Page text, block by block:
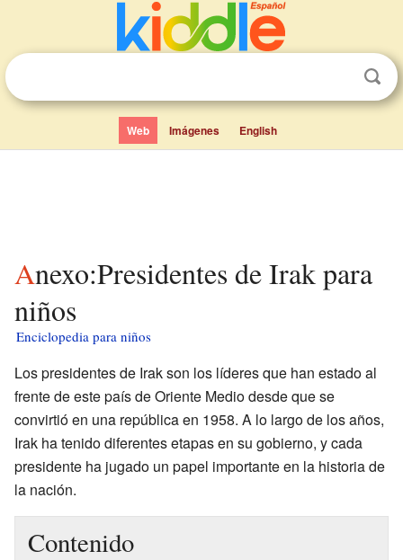
Web Imágenes English
Anexo:Presidentes de Irak para
niños
Enciclopedia para niños
Los presidentes de Irak son los líderes que han estado al
frente de este país de Oriente Medio desde que se
convirtió en una república en 1958. A lo largo de los años,
Irak ha tenido diferentes etapas en su gobierno, y cada
presidente ha jugado un papel importante en la historia de
la nación.
Contenido